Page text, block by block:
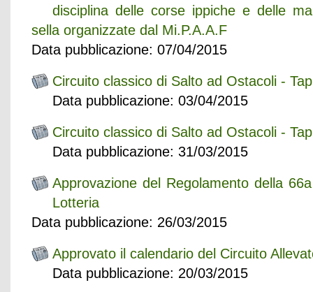
disciplina delle corse ippiche e delle
sella organizzate dal Mi.P.A.A.F
Data pubblicazione: 07/04/2015
Circuito classico di Salto ad Ostacoli -
Data pubblicazione: 03/04/2015
Circuito classico di Salto ad Ostacoli -
Data pubblicazione: 31/03/2015
Approvazione del Regolamento della
Lotteria
Data pubblicazione: 26/03/2015
Approvato il calendario del Circuito
Data pubblicazione: 20/03/2015